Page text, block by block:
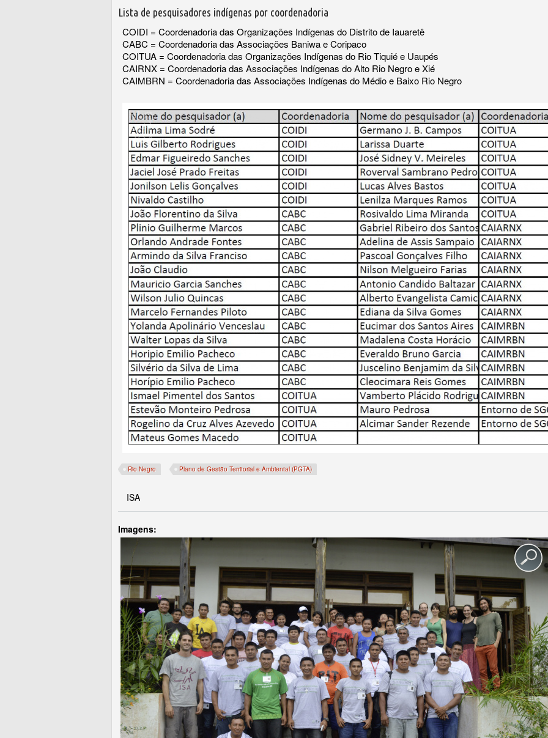
Lista de pesquisadores indígenas por coordenadoria
COIDI = Coordenadoria das Organizações Indígenas do Distrito de Iauaretê
CABC = Coordenadoria das Associações Baniwa e Coripaco
COITUA = Coordenadoria das Organizações Indígenas do Rio Tiquié e Uaupés
CAIRNX = Coordenadoria das Associações Indígenas do Alto Rio Negro e Xié
CAIMBRN = Coordenadoria das Associações Indígenas do Médio e Baixo Rio Negro
Rio Negro Plano de Gestão Territorial e Ambiental (PGTA)
ISA
Imagens: